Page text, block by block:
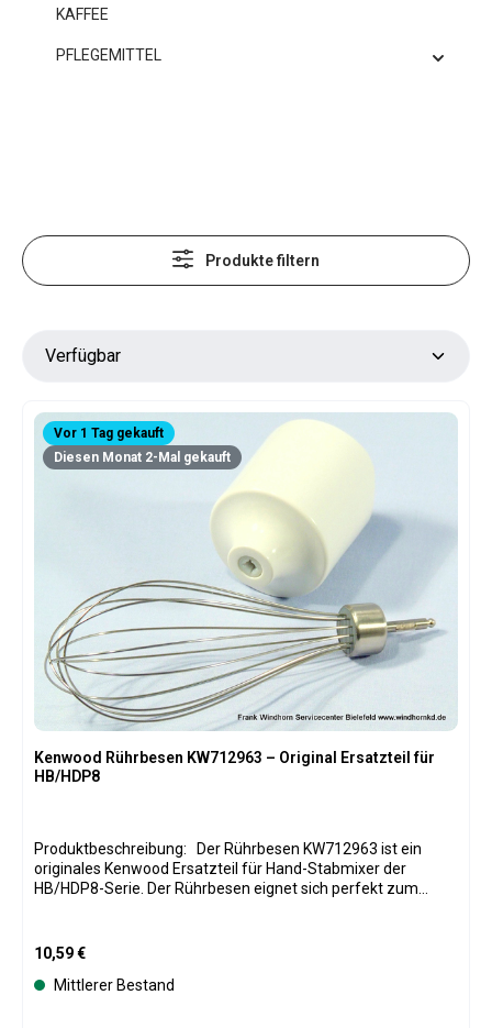
KAFFEE
PFLEGEMITTEL
Produkte filtern
Vor 1 Tag gekauft
Diesen Monat 2-Mal gekauft
Kenwood Rührbesen KW712963 – Original Ersatzteil für
HB/HDP8
Produktbeschreibung: Der Rührbesen KW712963 ist ein
originales Kenwood Ersatzteil für Hand-Stabmixer der
HB/HDP8-Serie. Der Rührbesen eignet sich perfekt zum
gleichmäßige Ergebnisse und lange Haltbarkeit. Durch das
originale Design lässt sich der Rührbesen einfach einsetzen,
sodass dein Handmixer wieder vollständig einsatzbereit ist.
Regulärer Preis:
10,59 €
Mittlerer Bestand